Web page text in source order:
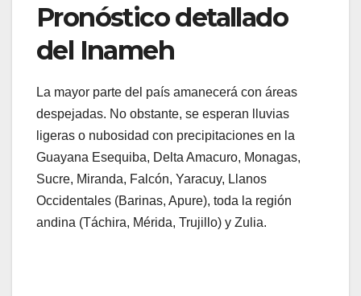
Pronóstico detallado
del Inameh
La mayor parte del país amanecerá con áreas
despejadas. No obstante, se esperan lluvias
ligeras o nubosidad con precipitaciones en la
Guayana Esequiba, Delta Amacuro, Monagas,
Sucre, Miranda, Falcón, Yaracuy, Llanos
Occidentales (Barinas, Apure), toda la región
andina (Táchira, Mérida, Trujillo) y Zulia.